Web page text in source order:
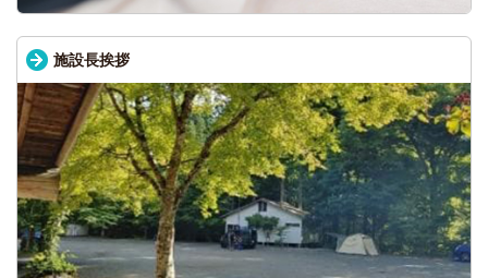
施設長挨拶